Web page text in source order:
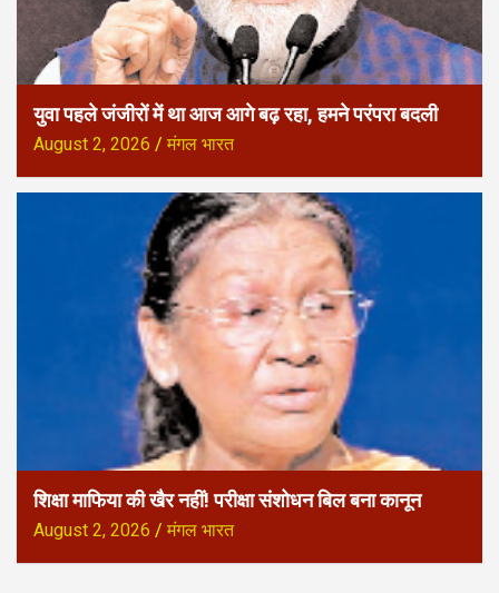
युवा पहले जंजीरों में था आज आगे बढ़ रहा, हमने परंपरा बदली
August 2, 2026 मंगल भारत
शिक्षा माफिया की खैर नहीं! परीक्षा संशोधन बिल बना कानून
August 2, 2026 मंगल भारत